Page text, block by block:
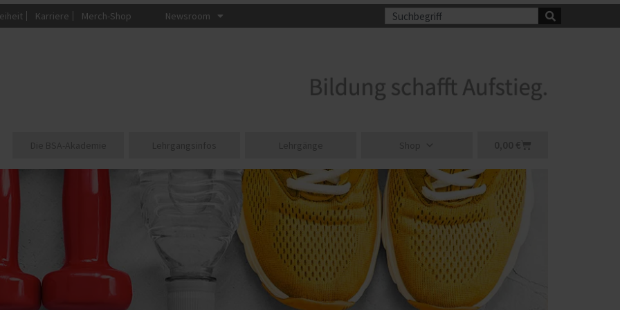
Karriere Merch-Shop Newsroom Suche